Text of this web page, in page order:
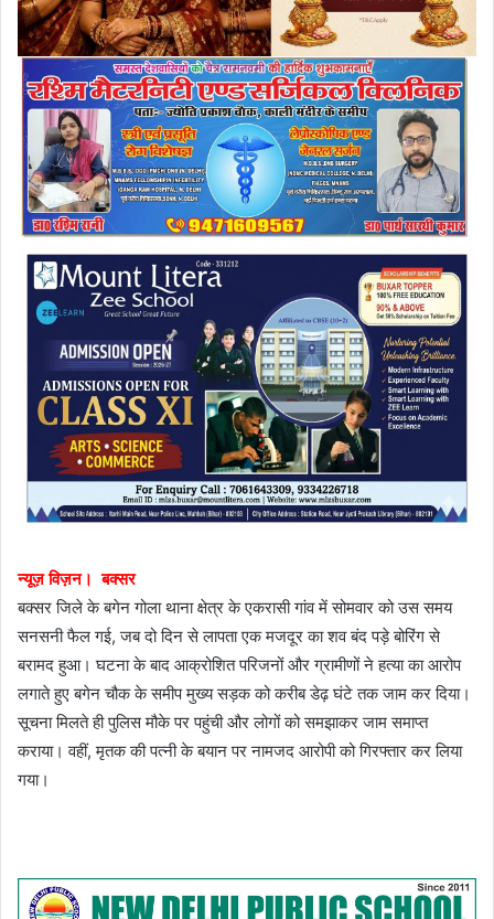
न्यूज़ विज़न। बक्सर
बक्सर जिले के बगेन गोला थाना क्षेत्र के एकरासी गांव में सोमवार को उस समय
सनसनी फैल गई, जब दो दिन से लापता एक मजदूर का शव बंद पड़े बोरिंग से
बरामद हुआ। घटना के बाद आक्रोशित परिजनों और ग्रामीणों ने हत्या का आरोप
लगाते हुए बगेन चौक के समीप मुख्य सड़क को करीब डेढ़ घंटे तक जाम कर दिया।
सूचना मिलते ही पुलिस मौके पर पहुंची और लोगों को समझाकर जाम समाप्त
कराया। वहीं, मृतक की पत्नी के बयान पर नामजद आरोपी को गिरफ्तार कर लिया
गया।